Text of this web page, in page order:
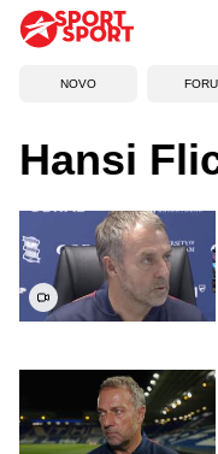
NOVO
Hansi